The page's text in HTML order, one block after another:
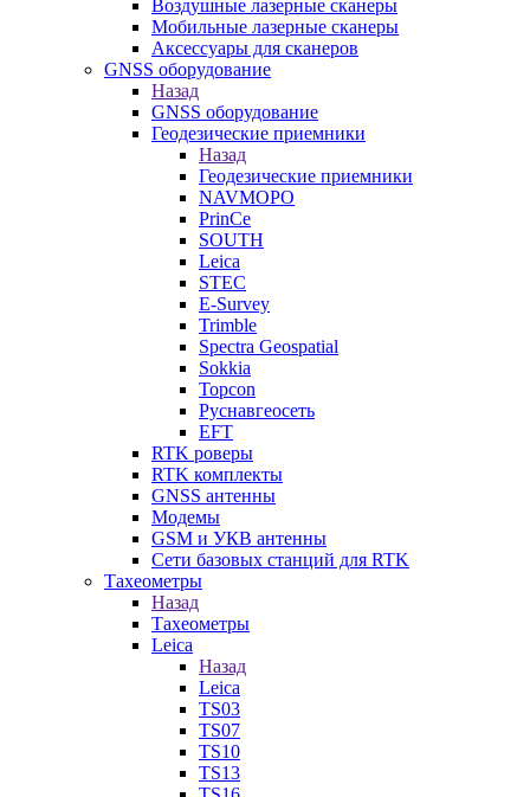
Воздушные лазерные сканеры
Мобильные лазерные сканеры
Аксессуары для сканеров
GNSS оборудование
Назад
GNSS оборудование
Геодезические приемники
Назад
Геодезические приемники
NAVMOPO
PrinCe
SOUTH
Leica
STEC
E-Survey
Trimble
Spectra Geospatial
Sokkia
Topcon
Руснавгеосеть
EFT
RTK роверы
RTK комплекты
GNSS антенны
Модемы
GSM и УКВ антенны
Сети базовых станций для RTK
Тахеометры
Назад
Тахеометры
Leica
Назад
Leica
TS03
TS07
TS10
TS13